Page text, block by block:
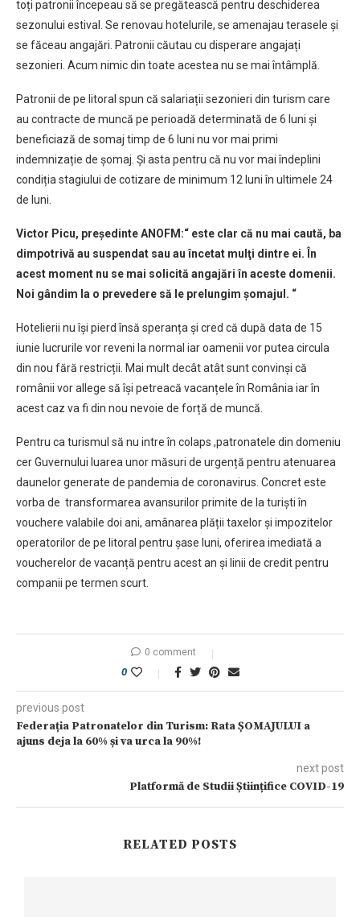
toți patronii începeau să se pregătească pentru deschiderea
sezonului estival. Se renovau hotelurile, se amenajau terasele și
se făceau angajări. Patronii căutau cu disperare angajați
sezonieri. Acum nimic din toate acestea nu se mai întâmplă.
Patronii de pe litoral spun că salariații sezonieri din turism care
au contracte de muncă pe perioadă determinată de 6 luni și
beneficiază de somaj timp de 6 luni nu vor mai primi
indemnizație de șomaj. Și asta pentru că nu vor mai îndeplini
condiția stagiului de cotizare de minimum 12 luni în ultimele 24
de luni.
Victor Picu, președinte ANOFM :“ este clar că nu mai caută, ba
dimpotrivă au suspendat sau au încetat mulţi dintre ei. În
acest moment nu se mai solicită angajări în aceste domenii.
Noi gândim la o prevedere să le prelungim şomajul. “
Hotelierii nu își pierd însă speranța și cred că după data de 15
iunie lucrurile vor reveni la normal iar oamenii vor putea circula
din nou fără restricții. Mai mult decât atât sunt convinși că
românii vor allege să își petreacă vacanțele în România iar în
acest caz va fi din nou nevoie de forță de muncă.
Pentru ca turismul să nu intre în colaps ,patronatele din domeniu
cer Guvernului luarea unor măsuri de urgență pentru atenuarea
daunelor generate de pandemia de coronavirus. Concret este
vorba de transformarea avansurilor primite de la turiști în
vouchere valabile doi ani, amânarea plății taxelor și impozitelor
operatorilor de pe litoral pentru șase luni, oferirea imediată a
voucherelor de vacanță pentru acest an și linii de credit pentru
companii pe termen scurt.
0 comment
0
previous post
Federația Patronatelor din Turism: Rata ȘOMAJULUI a
ajuns deja la 60% și va urca la 90%!
next post
Platformă de Studii Științifice COVID-19
RELATED POSTS